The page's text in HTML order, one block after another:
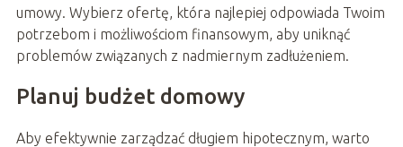
umowy. Wybierz ofertę, która najlepiej odpowiada Twoim
potrzebom i możliwościom finansowym, aby uniknąć
problemów związanych z nadmiernym zadłużeniem.
Planuj budżet domowy
Aby efektywnie zarządzać długiem hipotecznym, warto